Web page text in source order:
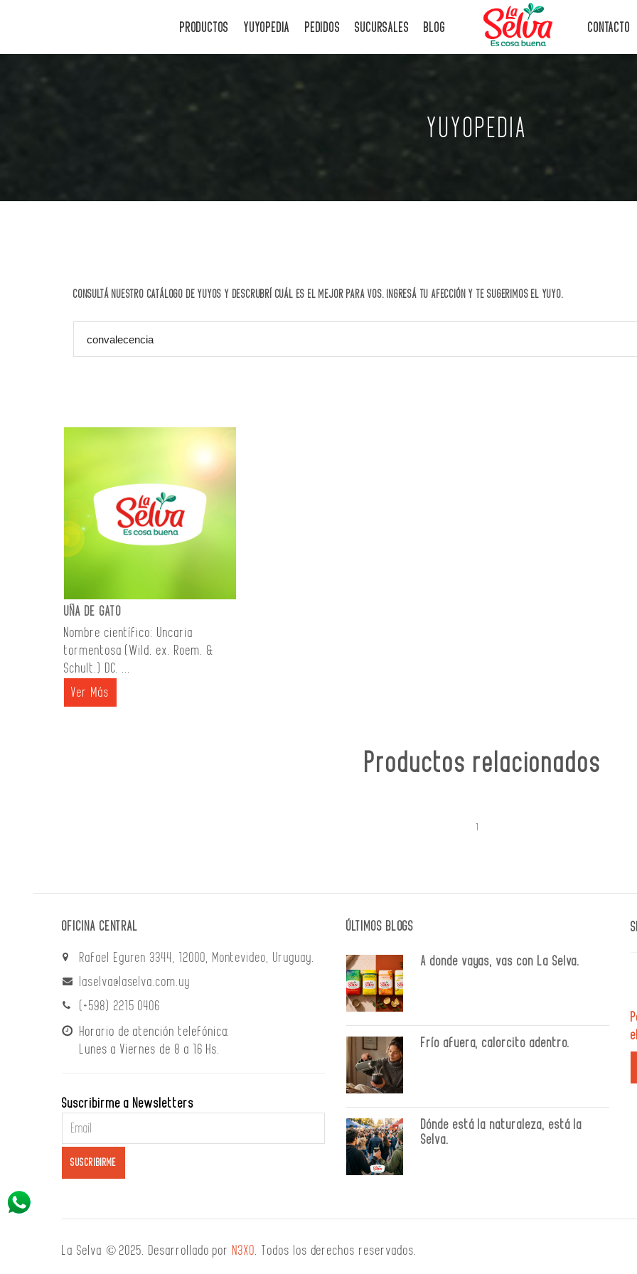
PRODUCTOS YUYOPEDIA PEDIDOS SUCURSALES BLOG CONTACTO
YUYOPEDIA
CONSULTÁ NUESTRO CATÁLOGO DE YUYOS Y DESCRUBRÍ CUÁL ES EL MEJOR PARA VOS. INGRESÁ TU AFECCIÓN Y TE SUGERIMOS EL YUYO.
UÑA DE GATO
Nombre científico: Uncaria
tormentosa (Wild. ex. Roem. &
Schult.) DC. ...
Ver Más
Productos relacionados
OFICINA CENTRAL
Rafael Eguren 3344, 12000, Montevideo, Uruguay.
laselva@laselva.com.uy
(+598) 2215 0406
Horario de atención telefónica:
Lunes a Viernes de 8 a 16 Hs.
Suscribirme a Newsletters
ÚLTIMOS BLOGS
A donde vayas, vas con La Selva.
Frío afuera, calorcito adentro.
Dónde está la naturaleza, está la
Selva.
La Selva © 2025. Desarrollado por N3XO. Todos los derechos reservados.